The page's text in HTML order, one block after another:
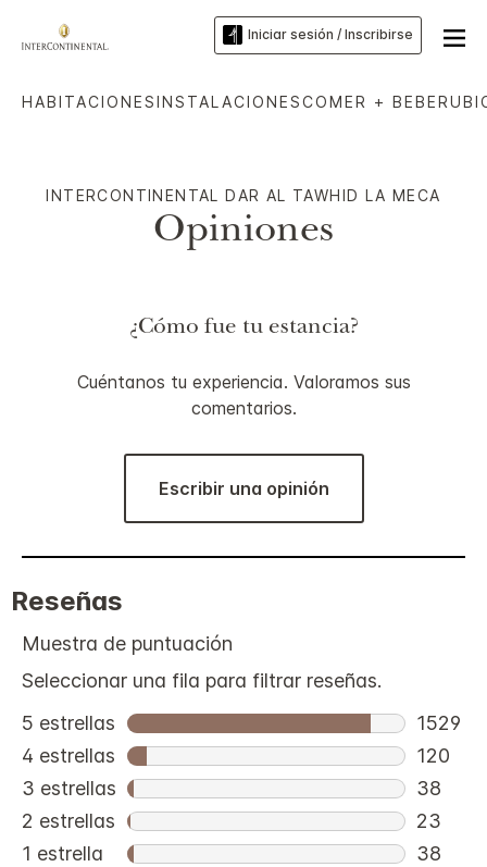
Iniciar sesión / Inscribirse
HABITACIONESINSTALACIONESCOMER + BEBER
INTERCONTINENTAL DAR AL TAWHID LA MECA
Opiniones
¿Cómo fue tu estancia?
Cuéntanos tu experiencia. Valoramos sus
comentarios.
Escribir una opinión